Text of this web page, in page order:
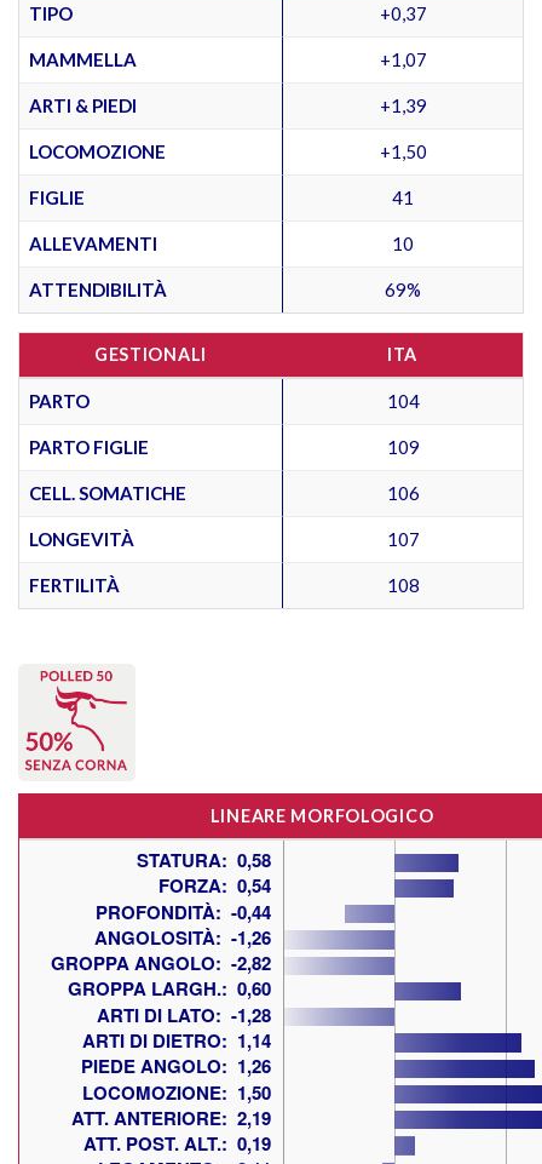
TIPO +0,37
MAMMELLA +1,07
ARTI & PIEDI +1,39
LOCOMOZIONE +1,50
FIGLIE 41
ALLEVAMENTI 10
ATTENDIBILITÀ 69%
GESTIONALI ITA
PARTO 104
PARTO FIGLIE 109
CELL. SOMATICHE 106
LONGEVITÀ 107
FERTILITÀ 108
LINEARE MORFOLOGICO